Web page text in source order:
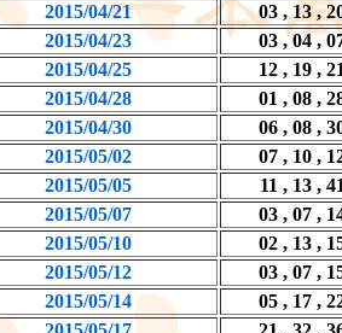
2015/04/21 03 , 13 ,
2015/04/23 03 , 04 ,
2015/04/25 12 , 19 ,
2015/04/28 01 , 08 ,
2015/04/30 06 , 08 ,
2015/05/02 07 , 10 ,
2015/05/05 11 , 13 ,
2015/05/07 03 , 07 ,
2015/05/10 02 , 13 ,
2015/05/12 03 , 07 ,
2015/05/14 05 , 17 ,